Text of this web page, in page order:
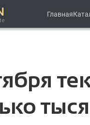
Главная